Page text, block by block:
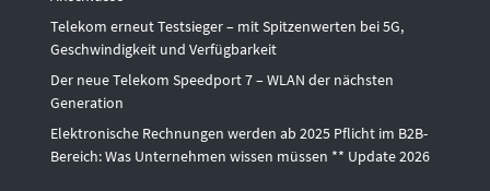
Telekom erneut Testsieger – mit Spitzenwerten bei 5G,
Geschwindigkeit und Verfügbarkeit
Der neue Telekom Speedport 7 – WLAN der nächsten
Generation
Elektronische Rechnungen werden ab 2025 Pflicht im B2B-
Bereich: Was Unternehmen wissen müssen ** Update 2026